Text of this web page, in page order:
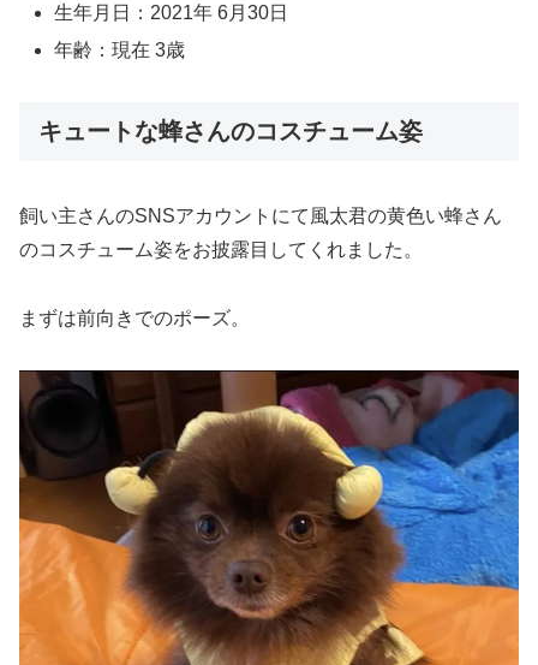
生年月日：2021年 6月30日
年齢：現在 3歳
キュートな蜂さんのコスチューム姿
飼い主さんのSNSアカウントにて風太君の黄色い蜂さん
のコスチューム姿をお披露目してくれました。
まずは前向きでのポーズ。